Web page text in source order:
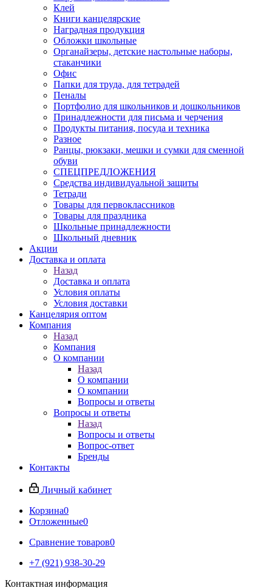
Клей
Книги канцелярские
Наградная продукция
Обложки школьные
Органайзеры, детские настольные наборы,
стаканчики
Офис
Папки для труда, для тетрадей
Пеналы
Портфолио для школьников и дошкольников
Принадлежности для письма и черчения
Продукты питания, посуда и техника
Разное
Ранцы, рюкзаки, мешки и сумки для сменной
обуви
СПЕЦПРЕДЛОЖЕНИЯ
Средства индивидуальной защиты
Тетради
Товары для первоклассников
Товары для праздника
Школьные принадлежности
Школьный дневник
Акции
Доставка и оплата
Назад
Доставка и оплата
Условия оплаты
Условия доставки
Канцелярия оптом
Компания
Назад
Компания
О компании
Назад
О компании
О компании
Вопросы и ответы
Вопросы и ответы
Назад
Вопросы и ответы
Вопрос-ответ
Бренды
Контакты
Личный кабинет
Корзина0
Отложенные0
Сравнение товаров0
+7 (921) 938-30-29
Контактная информация